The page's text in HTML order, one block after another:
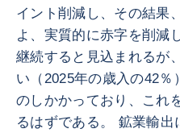
イント削減し、その結果
よ、実質的に赤字を削減
継続すると見込まれるが
い（2025年の歳入の42％
のしかかっており、これ
るはずである。 鉱業輸出